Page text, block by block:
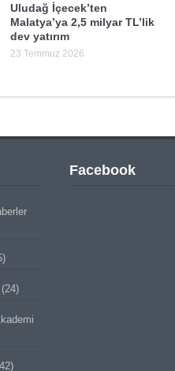
Uludağ İçecek’ten
Malatya’ya 2,5 milyar TL’lik
dev yatırım
23 Temmuz 2026
(24)
Facebook